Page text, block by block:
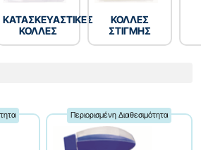
ΚΑΤΑΣΚΕΥΑΣΤΙΚΕΣ
ΚΟΛΛΕΣ
ΚΟΛΛΕΣ
ΣΤΙΓΜΗΣ
Περιορισμένη Διαθεσιμότητα